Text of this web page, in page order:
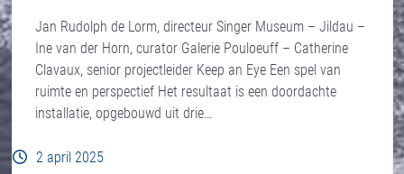
Jan Rudolph de Lorm, directeur Singer Museum – Jildau –
Ine van der Horn, curator Galerie Pouloeuff – Catherine
Clavaux, senior projectleider Keep an Eye Een spel van
ruimte en perspectief Het resultaat is een doordachte
installatie, opgebouwd uit drie…
2 april 2025